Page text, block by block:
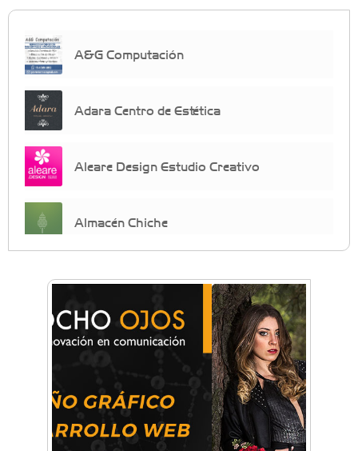
A&G Computación
Adara Centro de Estética
Aleare Design Estudio Creativo
Almacén Chiche
crecimiento personal
Arq. Horacio Alejandro Sánchez
Artística ApasionArte
Artística Catalina